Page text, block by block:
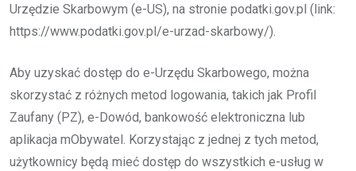
Urzędzie Skarbowym (e-US), na stronie podatki.gov.pl (link:
https://www.podatki.gov.pl/e-urzad-skarbowy/).
Aby uzyskać dostęp do e-Urzędu Skarbowego, można
skorzystać z różnych metod logowania, takich jak Profil
Zaufany (PZ), e-Dowód, bankowość elektroniczna lub
aplikacja mObywatel. Korzystając z jednej z tych metod,
użytkownicy będą mieć dostęp do wszystkich e-usług w